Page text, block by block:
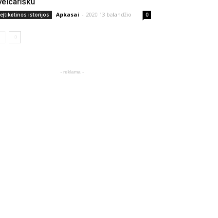
istorijos Apkasai - 2020 13 balandžio 0
- reklama -